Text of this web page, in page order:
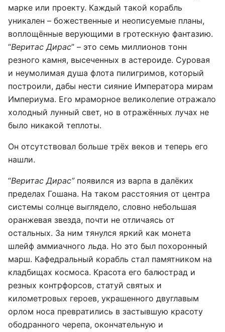
марке или проекту. Каждый такой корабль
уникален – божественные и неописуемые планы,
воплощённые верующими в гротескную фантазию.
“Веритас Дирас” – это семь миллионов тонн
резного камня, высеченных в астероиде. Суровая
и неумолимая душа флота пилигримов, который
построили, дабы нести сияние Императора мирам
Империума. Его мраморное великолепие отражало
холодный лунный свет, но в отражённых лучах не
было никакой теплоты.
Он отсутствовал больше трёх веков и теперь его
нашли.
“Веритас Дирас”появился из варпа в далёких
пределах Гошана. На таком расстояния от центра
системы солнце выглядело, словно небольшая
оранжевая звезда, почти не отличаясь от
остальных. За ним тянулся яркий как монета
шлейф аммиачного льда. Но это был похоронный
марш. Кафедральный корабль стал памятником на
кладбищах космоса. Красота его балюстрад и
резных контрфорсов, статуй святых и
километровых героев, украшенного двуглавым
орлом носа превратились в застывшую красоту
ободранного черепа, окончательную и